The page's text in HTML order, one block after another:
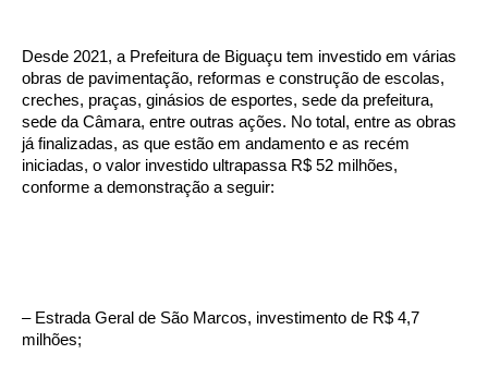
Desde 2021, a Prefeitura de Biguaçu tem investido em várias
obras de pavimentação, reformas e construção de escolas,
creches, praças, ginásios de esportes, sede da prefeitura,
sede da Câmara, entre outras ações. No total, entre as obras
já finalizadas, as que estão em andamento e as recém
iniciadas, o valor investido ultrapassa R$ 52 milhões,
conforme a demonstração a seguir:
– Estrada Geral de São Marcos, investimento de R$ 4,7
milhões;